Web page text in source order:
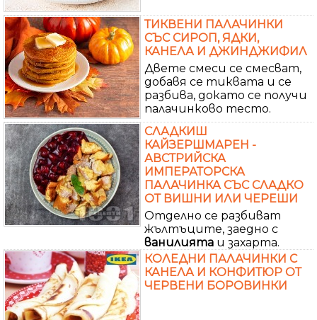
ТИКВЕНИ ПАЛАЧИНКИ
СЪС СИРОП, ЯДКИ,
КАНЕЛА И ДЖИНДЖИФИЛ
Двете смеси се смесват,
добавя се тиквата и се
разбива, докато се получи
палачинково тесто.
СЛАДКИШ
КАЙЗЕРШМАРЕН -
АВСТРИЙСКА
ИМПЕРАТОРСКА
ПАЛАЧИНКА СЪС СЛАДКО
ОТ ВИШНИ ИЛИ ЧЕРЕШИ
Отделно се разбиват
жълтъците, заедно с
ванилията и захарта.
КОЛЕДНИ ПАЛАЧИНКИ С
КАНЕЛА И КОНФИТЮР ОТ
ЧЕРВЕНИ БОРОВИНКИ